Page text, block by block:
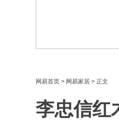
网易首页 > 网易家居 > 正文
李忠信红